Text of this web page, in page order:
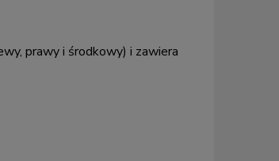
prawy i środkowy) i zawiera